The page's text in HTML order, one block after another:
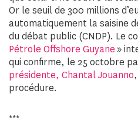
Or le seuil de 300 millions
automatiquement la saisine
du débat public (CNDP). Le
Pétrole Offshore Guyane»
qui confirme, le 25 octobre
présidente, Chantal Jouanno
procédure.
***